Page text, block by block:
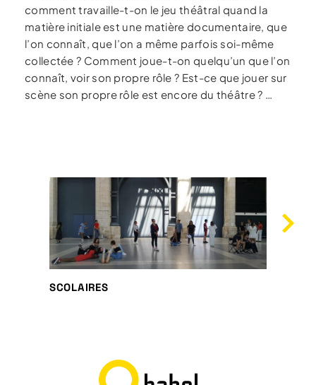
comment travaille-t-on le jeu théâtral quand la
matière initiale est une matière documentaire, que
l’on connaît, que l’on a même parfois soi-même
collectée ? Comment joue-t-on quelqu’un que l’on
connaît, voir son propre rôle ? Est-ce que jouer sur
scène son propre rôle est encore du théâtre ? …
SCOLAIRES